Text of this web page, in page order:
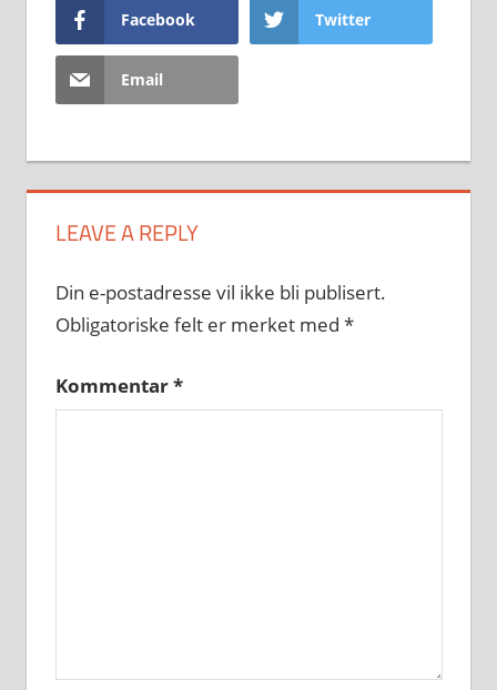
Facebook Twitter
Email
LEAVE A REPLY
Din e-postadresse vil ikke bli publisert.
Obligatoriske felt er merket med *
Kommentar*